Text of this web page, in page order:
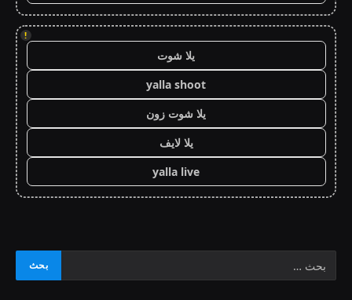
!
يلا شوت
yalla shoot
يلا شوت زون
يلا لايف
yalla live